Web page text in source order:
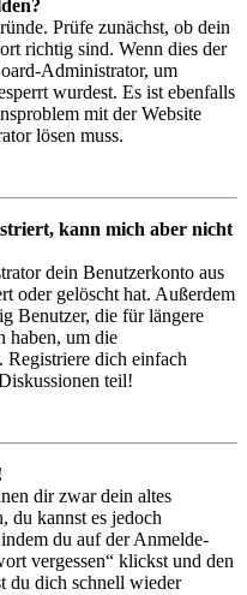
Prüfe zunächst, ob dein
richtig sind. Wenn dies der
Administrator, um
wurdest. Es ist ebenfalls
mit der Website
lösen muss.
kann mich aber nicht
dein Benutzerkonto aus
oder gelöscht hat. Außerdem
Benutzer, die für längere
haben, um die
Registriere dich einfach
teil!
dir zwar dein altes
du kannst es jedoch
du auf der Anmelde-
vergessen“ klickst und den
du dich schnell wieder